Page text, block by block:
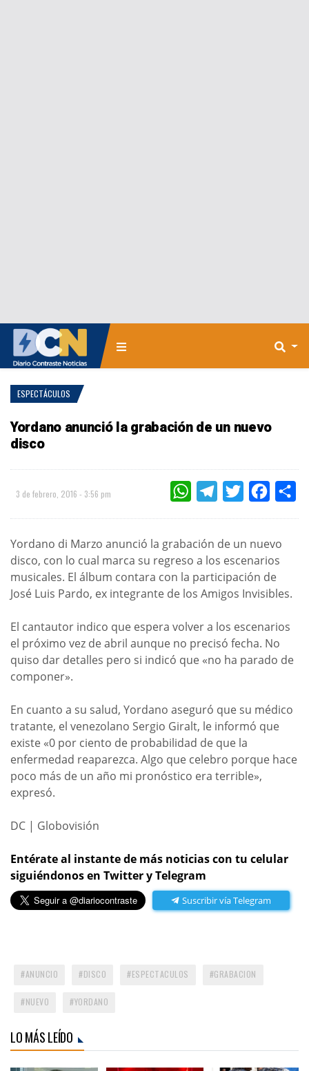
ESPECTÁCULOS
Yordano anunció la grabación de un nuevo
disco
3 de febrero, 2016 - 3:56 pm WHATSAPPTELEGRAMTWITTER
Yordano di Marzo anunció la grabación de un nuevo
disco, con lo cual marca su regreso a los escenarios
musicales. El álbum contara con la participación de
José Luis Pardo, ex integrante de los Amigos Invisibles.
El cantautor indico que espera volver a los escenarios
el próximo vez de abril aunque no precisó fecha. No
quiso dar detalles pero si indicó que «no ha parado de
componer».
En cuanto a su salud, Yordano aseguró que su médico
tratante, el venezolano Sergio Giralt, le informó que
existe «0 por ciento de probabilidad de que la
enfermedad reaparezca. Algo que celebro porque hace
poco más de un año mi pronóstico era terrible»,
expresó.
DC | Globovisión
Entérate al instante de más noticias con tu celular
siguiéndonos en Twitter y Telegram
Suscribir vía Telegram
ANUNCIO DISCO ESPECTACULOS GRABACION
NUEVO YORDANO
LO MÁS LEÍDO